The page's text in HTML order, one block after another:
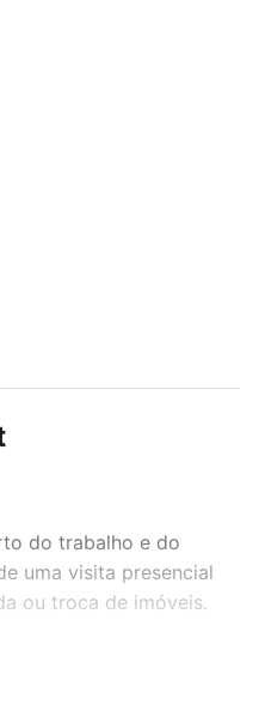
do trabalho e do
uma visita presencial
ou troca de imóveis.